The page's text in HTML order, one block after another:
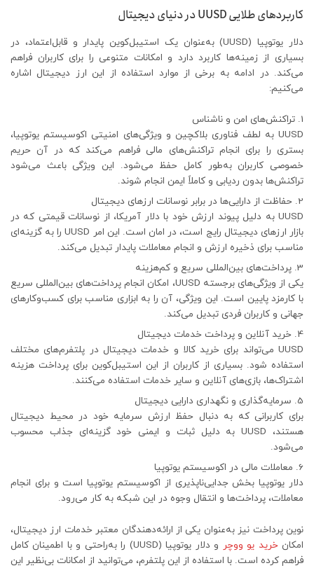
کاربردهای طلایی UUSD در دنیای دیجیتال
دلار یوتوپیا (UUSD) به‌عنوان یک استیبل‌کوین پایدار و قابل‌اعتماد، در
بسیاری از زمینه‌ها کاربرد دارد و امکانات متنوعی را برای کاربران فراهم
می‌کند. در ادامه به برخی از موارد استفاده از این ارز دیجیتال اشاره
می‌کنیم:
تراکنش‌های امن و ناشناس
UUSD به لطف فناوری بلاکچین و ویژگی‌های امنیتی اکوسیستم یوتوپیا،
بستری را برای انجام تراکنش‌های مالی فراهم می‌کند که در آن حریم
خصوصی کاربران به‌طور کامل حفظ می‌شود. این ویژگی باعث می‌شود
تراکنش‌ها بدون ردیابی و کاملاً ایمن انجام شوند.
حفاظت از دارایی‌ها در برابر نوسانات ارزهای دیجیتال
UUSD به دلیل پیوند ارزش خود با دلار آمریکا، از نوسانات قیمتی که در
بازار ارزهای دیجیتال رایج است، در امان است. این امر UUSD را به گزینه‌ای
مناسب برای ذخیره ارزش و انجام معاملات پایدار تبدیل می‌کند.
پرداخت‌های بین‌المللی سریع و کم‌هزینه
یکی از ویژگی‌های برجسته UUSD، امکان انجام پرداخت‌های بین‌المللی سریع
با کارمزد پایین است. این ویژگی، آن را به ابزاری مناسب برای کسب‌وکارهای
جهانی و کاربران فردی تبدیل می‌کند.
خرید آنلاین و پرداخت خدمات دیجیتال
UUSD می‌تواند برای خرید کالا و خدمات دیجیتال در پلتفرم‌های مختلف
استفاده شود. بسیاری از کاربران از این استیبل‌کوین برای پرداخت هزینه
اشتراک‌ها، بازی‌های آنلاین و سایر خدمات استفاده می‌کنند.
سرمایه‌گذاری و نگهداری دارایی دیجیتال
برای کاربرانی که به دنبال حفظ ارزش سرمایه خود در محیط دیجیتال
هستند، UUSD به دلیل ثبات و ایمنی خود گزینه‌ای جذاب محسوب
می‌شود.
معاملات مالی در اکوسیستم یوتوپیا
دلار یوتوپیا بخش جدایی‌ناپذیری از اکوسیستم یوتوپیا است و برای انجام
معاملات، پرداخت‌ها و انتقال وجوه در این شبکه به کار می‌رود.
نوین پرداخت نیز به‌عنوان یکی از ارائه‌دهندگان معتبر خدمات ارز دیجیتال،
امکانخرید یو ووچر
و دلار یوتوپیا (UUSD) را به‌راحتی و با اطمینان کامل
فراهم کرده است. با استفاده از این پلتفرم، می‌توانید از امکانات بی‌نظیر این